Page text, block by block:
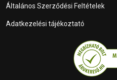
Általános Szerződési Feltételek
Adatkezelési tájékoztató